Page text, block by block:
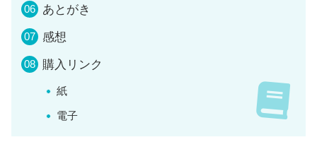
あとがき
感想
購入リンク
紙
電子